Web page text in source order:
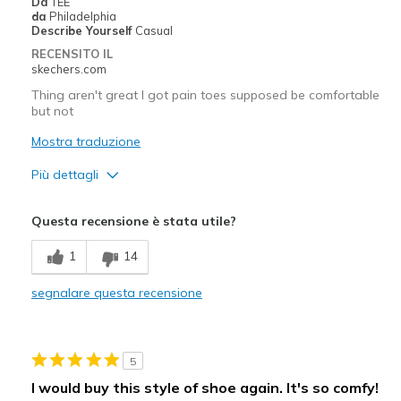
da Philadelphia
Describe Yourself Casual
RECENSITO IL
skechers.com
Thing aren't great I got pain toes supposed be comfortable
but not
Mostra traduzione
Più dettagli
Difetti
Need Break In
Casual Wear
Questa recensione è stata utile?
1 14
segnalare questa recensione
5
I would buy this style of shoe again. It's so comfy!